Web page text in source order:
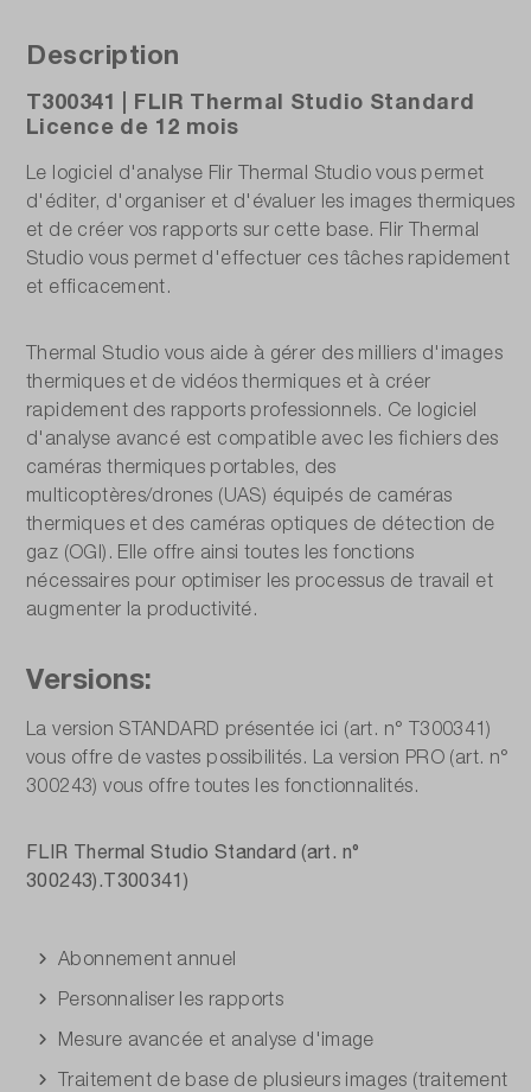
Description
T300341 | FLIR Thermal Studio Standard
Licence de 12 mois
Le logiciel d'analyse Flir Thermal Studio vous permet
d'éditer, d'organiser et d'évaluer les images thermiques
et de créer vos rapports sur cette base. Flir Thermal
Studio vous permet d'effectuer ces tâches rapidement
et efficacement.
Thermal Studio vous aide à gérer des milliers d'images
thermiques et de vidéos thermiques et à créer
rapidement des rapports professionnels. Ce logiciel
d'analyse avancé est compatible avec les fichiers des
caméras thermiques portables, des
multicoptères/drones (UAS) équipés de caméras
thermiques et des caméras optiques de détection de
gaz (OGI). Elle offre ainsi toutes les fonctions
nécessaires pour optimiser les processus de travail et
augmenter la productivité.
Versions:
La version STANDARD présentée ici (art. n° T300341)
vous offre de vastes possibilités. La version PRO (art. n°
300243) vous offre toutes les fonctionnalités.
FLIR Thermal Studio Standard (art. n°
300243).T300341)
Abonnement annuel
Personnaliser les rapports
Mesure avancée et analyse d'image
Traitement de base de plusieurs images (traitement